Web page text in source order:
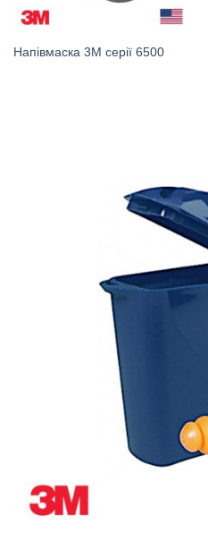
Напівмаска 3М серії 6500